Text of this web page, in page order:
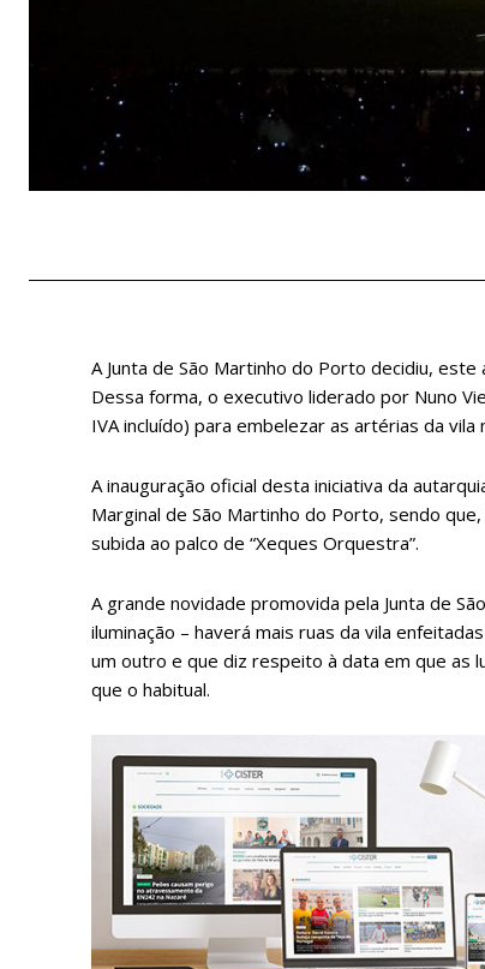
A Junta de São Martinho do Porto decidiu,
Dessa forma, o executivo liderado por Nuno
IVA incluído) para embelezar as artérias da
A inauguração oficial desta iniciativa da
Marginal de São Martinho do Porto, sendo
subida ao palco de “Xeques Orquestra”.
A grande novidade promovida pela Junta de
iluminação – haverá mais ruas da vila
um outro e que diz respeito à data em que as
que o habitual.